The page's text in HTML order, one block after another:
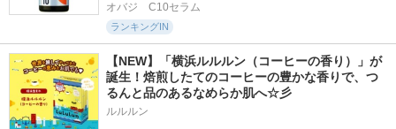
オバジ　C10セラム
ランキングIN
【NEW】「横浜ルルルン（コーヒーの香り）」が
誕生！焙煎したてのコーヒーの豊かな香りで、つ
るんと品のあるなめらか肌へ☆彡
ルルルン